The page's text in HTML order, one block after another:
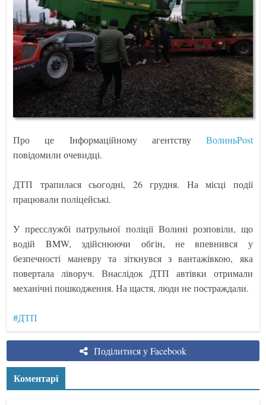
Про це Інформаційному агентству ВолиньPost
повідомили очевидці.
ДТП трапилася сьогодні, 26 грудня. На місці події
працювали поліцейські.
У пресслужбі патрульної поліції Волині розповіли, що
водій BMW, здійснюючи обгін, не впевнився у
безпечності маневру та зіткнувся з вантажівкою, яка
повертала ліворуч. Внаслідок ДТП автівки отримали
механічні пошкодження. На щастя, люди не постраждали.
#ДТП
Поділитися у Facebook
Коментарі